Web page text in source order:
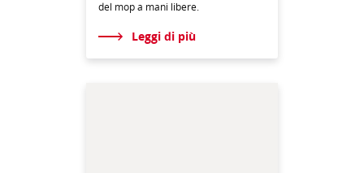
del mop a mani libere.
Leggi di più